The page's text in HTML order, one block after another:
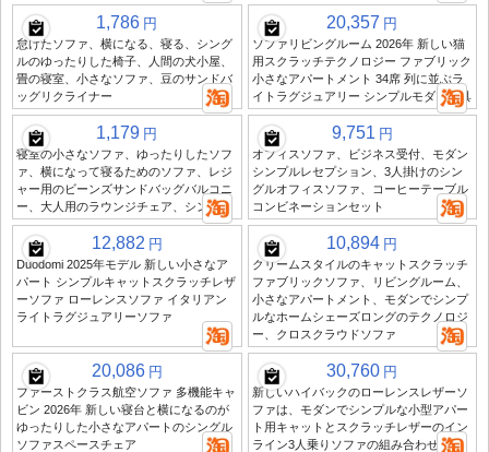
1,786 円
怠けたソファ、横になる、寝る、シング
ルのゆったりした椅子、人間の犬小屋、
畳の寝室、小さなソファ、豆のサンドバ
ッグリクライナー
20,357 円
ソファリビングルーム 2026年 新しい猫
用スクラッチテクノロジー ファブリック
小さなアパートメント 34席 列に並ぶラ
イトラグジュアリー シンプルモダン家具
1,179 円
寝室の小さなソファ、ゆったりしたソフ
ァ、横になって寝るためのソファ、レジ
ャー用のビーンズサンドバッグバルコニ
ー、大人用のラウンジチェア、シングル
9,751 円
オフィスソファ、ビジネス受付、モダン
シンプルレセプション、3人掛けのシン
グルオフィスソファ、コーヒーテーブル
コンビネーションセット
12,882 円
Duodomi 2025年モデル 新しい小さなア
パート シンプルキャットスクラッチレザ
ーソファ ローレンスソファ イタリアン
ライトラグジュアリーソファ
10,894 円
クリームスタイルのキャットスクラッチ
ファブリックソファ、リビングルーム、
小さなアパートメント、モダンでシンプ
ルなホームシェーズロングのテクノロジ
ー、クロスクラウドソファ
20,086 円
ファーストクラス航空ソファ 多機能キャ
ビン 2026年 新しい寝台と横になるのが
ゆったりした小さなアパートのシングル
ソファスペースチェア
30,760 円
新しいハイバックのローレンスレザーソ
ファは、モダンでシンプルな小型アパー
ト用キャットとスクラッチレザーのイン
ライン3人乗りソファの組み合わせです